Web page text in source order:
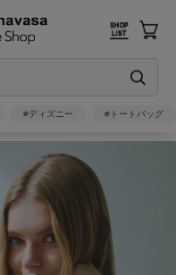
#ディズニー #トートバッグ